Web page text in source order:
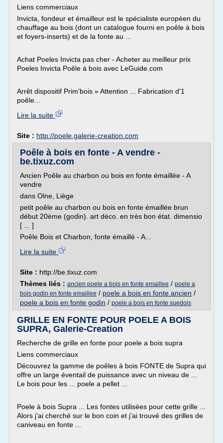
Liens commerciaux
Invicta, fondeur et émailleur est le spécialiste européen du
chauffage au bois (dont un catalogue fourni en poêle à bois
et foyers-inserts) et de la fonte au ...
Achat Poeles Invicta pas cher - Acheter au meilleur prix
Poeles Invicta Poêle à bois avec LeGuide.com
Arrêt dispositif Prim'bois » Attention ... Fabrication d'1
poêle...
Lire la suite
Site : http://poele.galerie-creation.com
Poêle à bois en fonte - A vendre -
be.tixuz.com
Ancien Poêle au charbon ou bois en fonte émaillée - A
vendre
dans Olne, Liège
petit poêle au charbon ou bois en fonte émaillée brun
début 20ème (godin). art déco. en très bon état. dimensio
[ ... ]
Poêle Bois et Charbon, fonte émaillé - A...
Lire la suite
Site : http://be.tixuz.com
Thèmes liés : ancien poele a bois en fonte emaillee / poele a
bois godin en fonte emaillee / poele a bois en fonte ancien /
poele a bois en fonte godin / poele a bois en fonte suedois
GRILLE EN FONTE POUR POELE A BOIS
SUPRA, Galerie-Creation
Recherche de grille en fonte pour poele a bois supra
Liens commerciaux
Découvrez la gamme de poêles à bois FONTE de Supra qui
offre un large éventail de puissance avec un niveau de ...
Le bois pour les ... poele a pellet ...
Poele à bois Supra ... Les fontes utilisées pour cette grille ...
Alors j'ai cherché sur le bon coin et j'ai trouvé des grilles de
caniveau en fonte ...